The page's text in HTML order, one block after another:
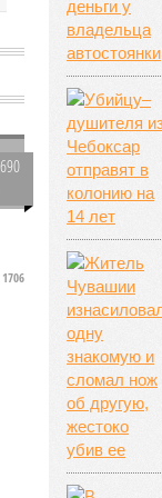
1706